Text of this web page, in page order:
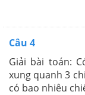
Câu 4
Giải bài toán:
xung quanh 3
có bao nhiêu